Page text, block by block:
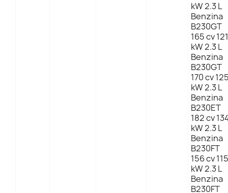
kW 2.3 L
Benzina
B230GT
165 cv 121
kW 2.3 L
Benzina
B230GT
170 cv
kW 2.3 L
Benzina
B230ET
182 cv
kW 2.3 L
Benzina
B230FT
156 cv 115
kW 2.3 L
Benzina
B230FT